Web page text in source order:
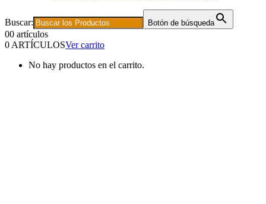
Buscar: Botón de búsqueda
00 artículos
0 ARTÍCULOSVer carrito
No hay productos en el carrito.